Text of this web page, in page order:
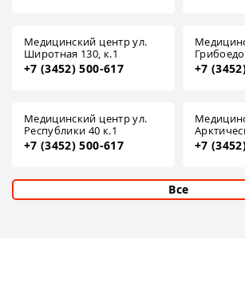
Медицинский центр ул.
Широтная 130, к.1
+7 (3452) 500-617 +7
Медицинский центр ул.
Республики 40 к.1
+7 (3452) 500-617 +7
Все